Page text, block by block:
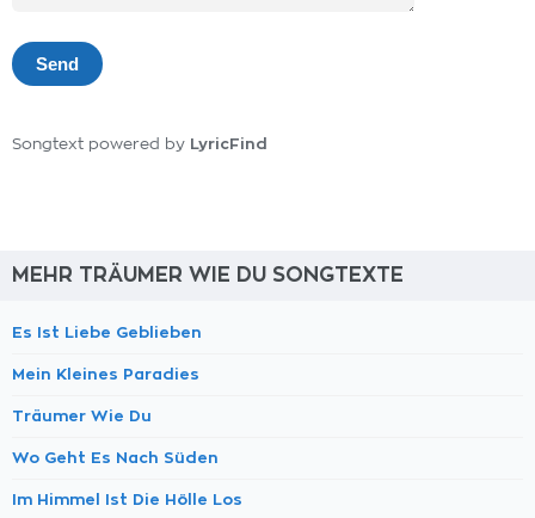
Songtext powered by LyricFind
MEHR TRÄUMER WIE DU SONGTEXTE
Es Ist Liebe Geblieben
Mein Kleines Paradies
Träumer Wie Du
Wo Geht Es Nach Süden
Im Himmel Ist Die Hölle Los